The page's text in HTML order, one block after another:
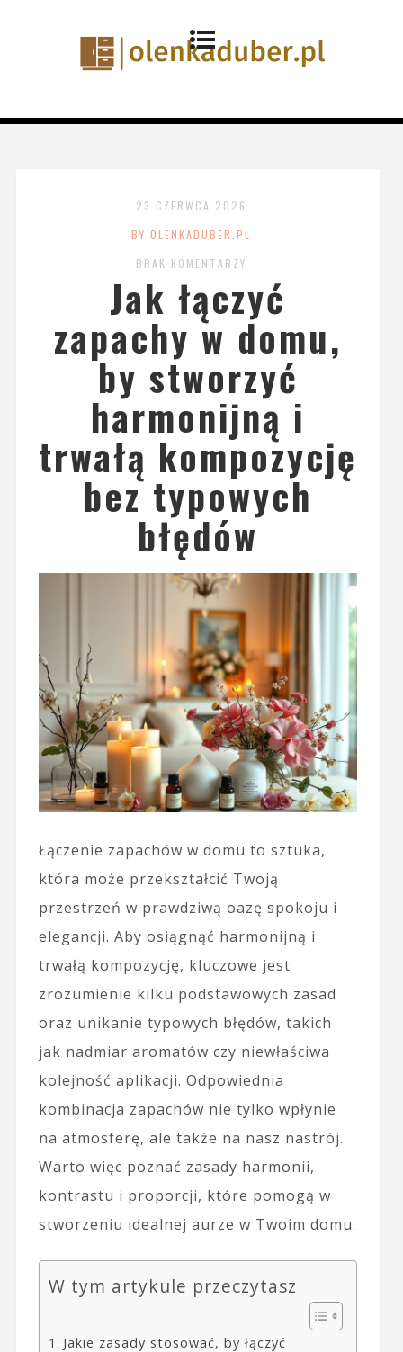
23 CZERWCA 2026
BY OLENKADUBER.PL
BRAK KOMENTARZY
Jak łączyć
zapachy w domu,
by stworzyć
harmonijną i
trwałą kompozycję
bez typowych
błędów
Łączenie zapachów w domu to sztuka,
która może przekształcić Twoją
przestrzeń w prawdziwą oazę spokoju i
elegancji. Aby osiągnąć harmonijną i
trwałą kompozycję, kluczowe jest
zrozumienie kilku podstawowych zasad
oraz unikanie typowych błędów, takich
jak nadmiar aromatów czy niewłaściwa
kolejność aplikacji. Odpowiednia
kombinacja zapachów nie tylko wpłynie
na atmosferę, ale także na nasz nastrój.
Warto więc poznać zasady harmonii,
kontrastu i proporcji, które pomogą w
stworzeniu idealnej aurze w Twoim domu.
W tym artykule przeczytasz
Jakie zasady stosować, by łączyć